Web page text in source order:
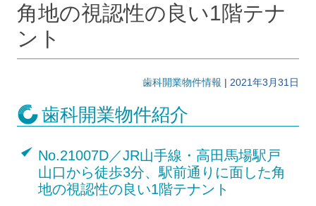
角地の視認性の良い1階テナ
ント
歯科開業物件情報 | 2021年3月31日
歯科開業物件紹介
No.21007D／JR山手線・高田馬場駅戸
山口から徒歩3分、駅前通りに面した角
地の視認性の良い1階テナント